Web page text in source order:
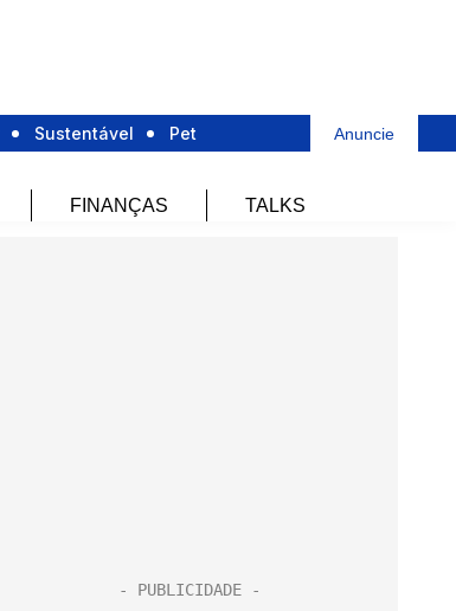
Sustentável Pet Anuncie
FINANÇAS TALKS